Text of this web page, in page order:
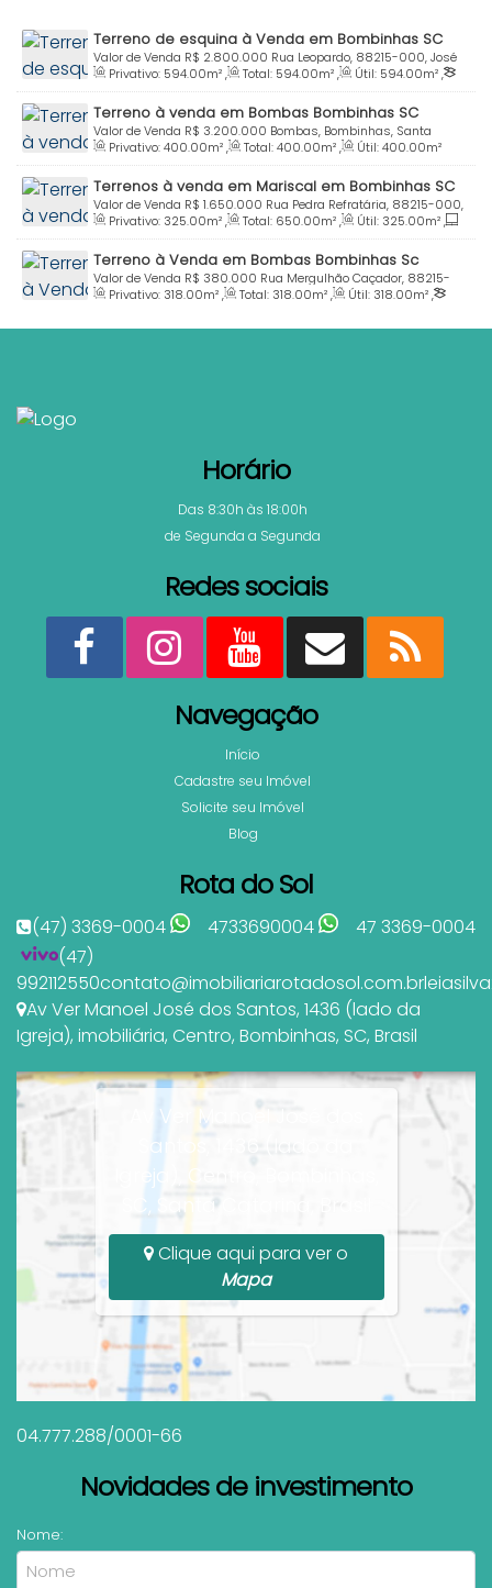
Terreno de esquina à Venda em Bombinhas SC
R$ 2.800.000
Valor de Venda
Rua Leopardo, 88215-000, José
Amândio, Bombinhas, Santa Catarina, Brasil
Privativo: 594.00m², Total: 594.00m², Útil: 594.00m²,
Terreno:594.00m²
Terreno à venda em Bombas Bombinhas SC
R$ 3.200.000
Valor de Venda
Bombas, Bombinhas, Santa
Catarina, Brasil
Privativo:400.00m², Total:400.00m², Útil:400.00m²
Terrenos à venda em Mariscal em Bombinhas SC
R$ 1.650.000
Valor de Venda
Rua Pedra Refratária, 88215-000,
Mariscal, Bombinhas, Santa Catarina, Brasil
Privativo: 325.00m², Total: 650.00m², Útil: 325.00m²,
Frente: 13.00m , Lado Esquerdo:25.00m
Terreno à Venda em Bombas Bombinhas Sc
R$ 380.000
Valor de Venda
Rua Mergulhão Caçador, 88215-
000, Bombas, Bombinhas, Santa Catarina, Brasil
Privativo: 318.00m², Total: 318.00m², Útil: 318.00m²,
Horário
Das 8:30h às 18:00h
de Segunda a Segunda
Redes sociais
Navegação
Início
Cadastre seu Imóvel
Solicite seu Imóvel
Blog
Rota do Sol
(47) 3369-0004 4733690004
47 3369-0004
(47)
992112550contato@imobiliariarotadosol.com.br
Av Ver Manoel José dos Santos, 1436 (lado da
Igreja), imobiliária, Centro, Bombinhas, SC, Brasil
Av Ver Manoel José dos
Santos, 1436 (lado da
Igreja), Centro, Bombinhas,
SC, Santa Catarina, Brasil
Clique aqui para ver o
Mapa
04.777.288/0001-66
Novidades de investimento
Nome: